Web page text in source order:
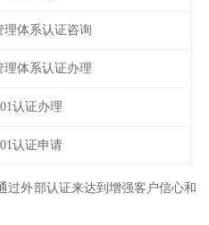
理体系认证咨询
理体系认证办理
认证办理
认证申请
过外部认证来达到增强客户信心和